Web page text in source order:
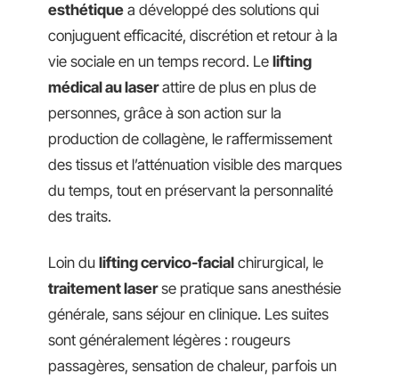
esthétique a développé des solutions qui
conjuguent efficacité, discrétion et retour à la
vie sociale en un temps record. Le lifting
médical au laserattire de plus en plus de
personnes, grâce à son action sur la
production de collagène, le raffermissement
des tissus et l’atténuation visible des marques
du temps, tout en préservant la personnalité
des traits.
Loin du lifting cervico-facial chirurgical, le
traitement laserse pratique sans anesthésie
générale, sans séjour en clinique. Les suites
sont généralement légères : rougeurs
passagères, sensation de chaleur, parfois un